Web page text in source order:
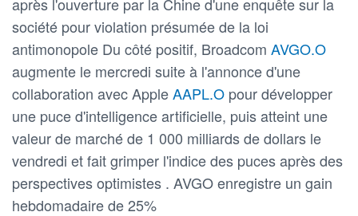
société pour violation présumée de la loi
antimonopole Du côté positif, Broadcom AVGO.O
augmente le mercredi suite à l'annonce d'une
collaboration avec AppleAAPL.O pour développer
une puce d'intelligence artificielle, puis atteint une
valeur de marché de 1 000 milliards de dollars le
vendredi et fait grimper l'indice des puces après des
perspectives optimistes . AVGO enregistre un gain
hebdomadaire de 25%